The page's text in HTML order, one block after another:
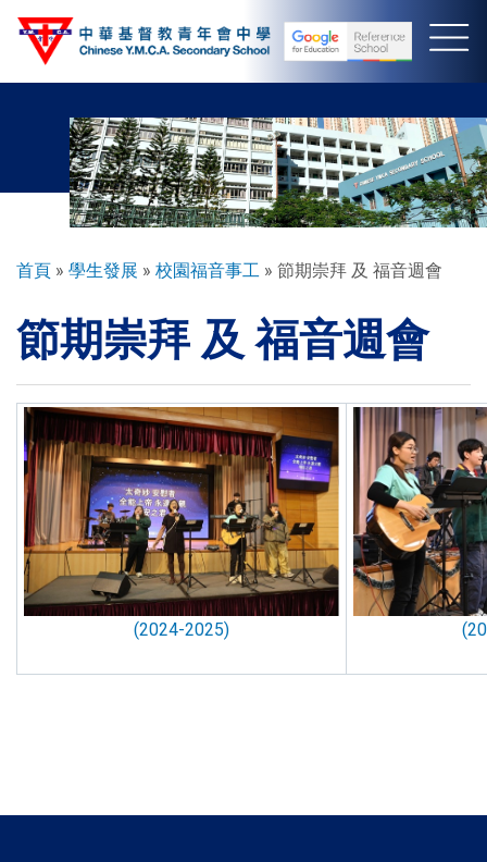
導
連
結
首頁 學生發展 校園福音事工 節期崇拜 及 福音週會
節期崇拜 及 福音週會
(2024-2025)